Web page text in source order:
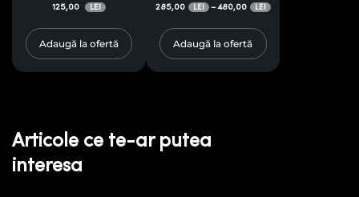
125,00 LEI
Adaugă la ofertă
285,00 LEI –480,00 LEI
Adaugă la ofertă
Articole ce te-ar putea
interesa